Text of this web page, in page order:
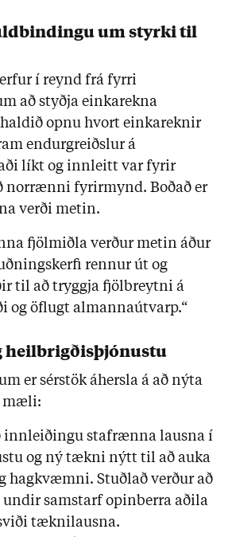
um styrki til
í reynd frá fyrri
að styðja einkarekna
opnu hvort einkareknir
endurgreiðslur á
líkt og innleitt var fyrir
norrænni fyrirmynd. Boðað er
verði metin.
fjölmiðla verður metin áður
rennur út og
til að tryggja fjölbreytni á
og öflugt almannaútvarp.“
er sérstök áhersla á að nýta
mæli:
innleiðingu stafrænna lausna í
og ný tækni nýtt til að auka
hagkvæmni. Stuðlað verður að
samstarf opinberra aðila
tæknilausna.